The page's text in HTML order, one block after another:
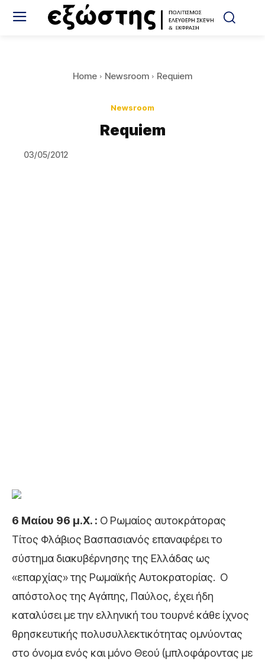
Home Newsroom Requiem
Newsroom
Requiem
03/05/2012
6 Μαίου 96 μ.Χ. : Ο Ρωμαίος αυτοκράτορας
Τίτος Φλάβιος Βασπασιανός επαναφέρει το
σύστημα διακυβέρνησης της Ελλάδας ως
«επαρχίας» της Ρωμαϊκής Αυτοκρατορίας. Ο
απόστολος της Αγάπης, Παύλος, έχει ήδη
καταλύσει με την ελληνική του τουρνέ κάθε ίχνος
θρησκευτικής πολυσυλλεκτικότητας ομνύοντας
στο όνομα ενός και μόνο Θεού (μπλοφάροντας με